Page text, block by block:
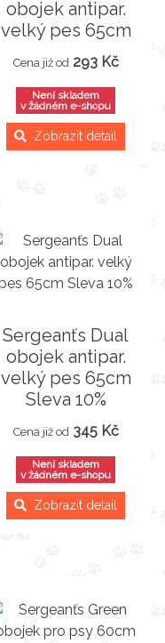
obojek antipar.
velký pes 65cm
Cena již od 293 Kč
Není skladem
v žádném e-shopu
Zobrazit detail
Sergeanťs Dual
obojek antipar.
velký pes 65cm
Sleva 10%
Cena již od 345 Kč
Není skladem
v žádném e-shopu
Zobrazit detail